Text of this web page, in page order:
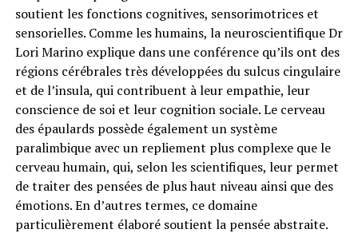
soutient les fonctions cognitives, sensorimotrices et
sensorielles. Comme les humains, la neuroscientifique Dr
Lori Marino explique dans une conférence qu’ils ont des
régions cérébrales très développées du sulcus cingulaire
et de l’insula, qui contribuent à leur empathie, leur
conscience de soi et leur cognition sociale. Le cerveau
des épaulards possède également un système
paralimbique avec un repliement plus complexe que le
cerveau humain, qui, selon les scientifiques, leur permet
de traiter des pensées de plus haut niveau ainsi que des
émotions. En d’autres termes, ce domaine
particulièrement élaboré soutient la pensée abstraite.